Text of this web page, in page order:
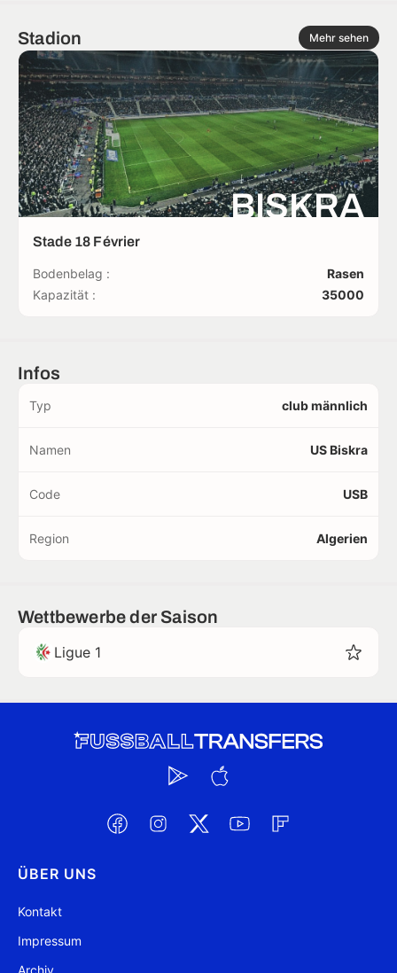
Stadion Mehr sehen
BISKRA
Stade 18 Février
Bodenbelag :
Rasen
Kapazität :
35000
Infos
Typ club männlich
Namen US Biskra
Code USB
Region Algerien
Wettbewerbe der Saison
Ligue 1
ÜBER UNS
Kontakt
Impressum
Archiv